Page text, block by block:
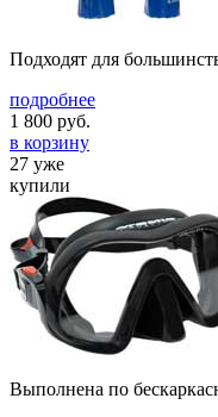
Подходят для
подробнее
1 800 руб.
в корзину
27 уже
купили
Выполнена по